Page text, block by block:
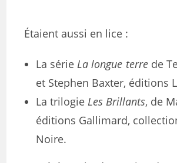
Étaient aussi en lice :
La sérieLa longue terrede
et Stephen Baxter, éditions
La trilogieLes Brillants, de
éditions Gallimard,
Noire.